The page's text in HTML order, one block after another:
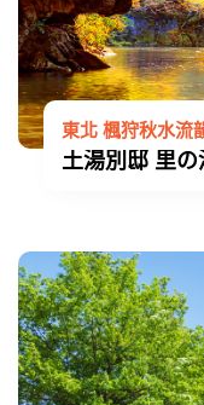
東北 楓狩秋水流
土湯別邸 里